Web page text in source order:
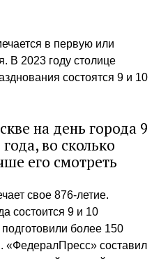
в первую или
В 2023 году столице
состоятся 9 и 10
на день города 9
во сколько
его смотреть
свое 876-летие.
состоится 9 и 10
более 150
«ФедералПресс» составил